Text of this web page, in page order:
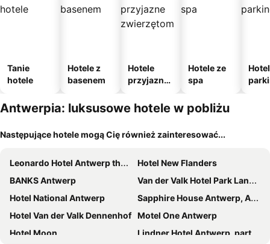
Tanie
hotele
Hotele z
basenem
Hotele
przyjazne
m
Hotele ze
spa
Antwerpia: luksusowe hotele w pobliżu
Następujące hotele mogą Cię również zainteresować...
Leonardo Hotel Antwerp the Plaza
Hotel New Flanders
BANKS Antwerp
Van der Valk Hotel Park Lane Antwerpen
Hotel National Antwerp
Sapphire House Antwerp, Autograph Collection
Hotel Van der Valk Dennenhof Motel One Antwerp
Hotel Moon
Lindner Hotel Antwerp, part of JdV by Hyatt